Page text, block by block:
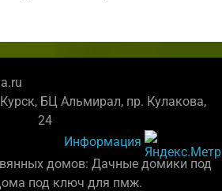
БЦ Альмирал, пр. Кулакова,
24
Информация
домов: Дачные домики под
под ключ для пмж.